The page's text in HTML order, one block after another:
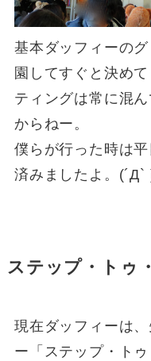
基本ダッフィーの
園してすぐと決め
ティングは常に混
からねー。
僕らが行った時は
済みましたよ。(´Д`
ステップ・トゥ
現在ダッフィーは
ー「ステップ・ト